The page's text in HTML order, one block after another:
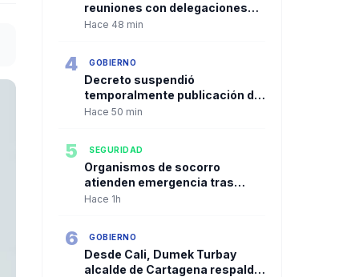
reuniones con delegaciones
internacionales y planteó a
artificial en Colombia
Hace 48 min
4 GOBIERNO
Decreto suspendió
temporalmente publicación de
hojas de vida y pruebas
Hace 50 min
5 SEGURIDAD
Organismos de socorro
atienden emergencia tras
explosión en una mina de
Hace 1h
6 GOBIERNO
Desde Cali, Dumek Turbay
alcalde de Cartagena respaldó